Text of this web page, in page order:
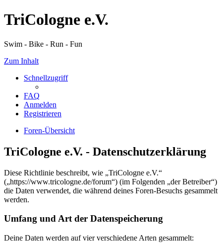
TriCologne e.V.
Swim - Bike - Run - Fun
Zum Inhalt
Schnellzugriff
FAQ
Anmelden
Registrieren
Foren-Übersicht
TriCologne e.V. - Datenschutzerklärung
Diese Richtlinie beschreibt, wie „TriCologne e.V.“
(„https://www.tricologne.de/forum“) (im Folgenden „der Betreiber“)
die Daten verwendet, die während deines Foren-Besuchs gesammelt
werden.
Umfang und Art der Datenspeicherung
Deine Daten werden auf vier verschiedene Arten gesammelt: